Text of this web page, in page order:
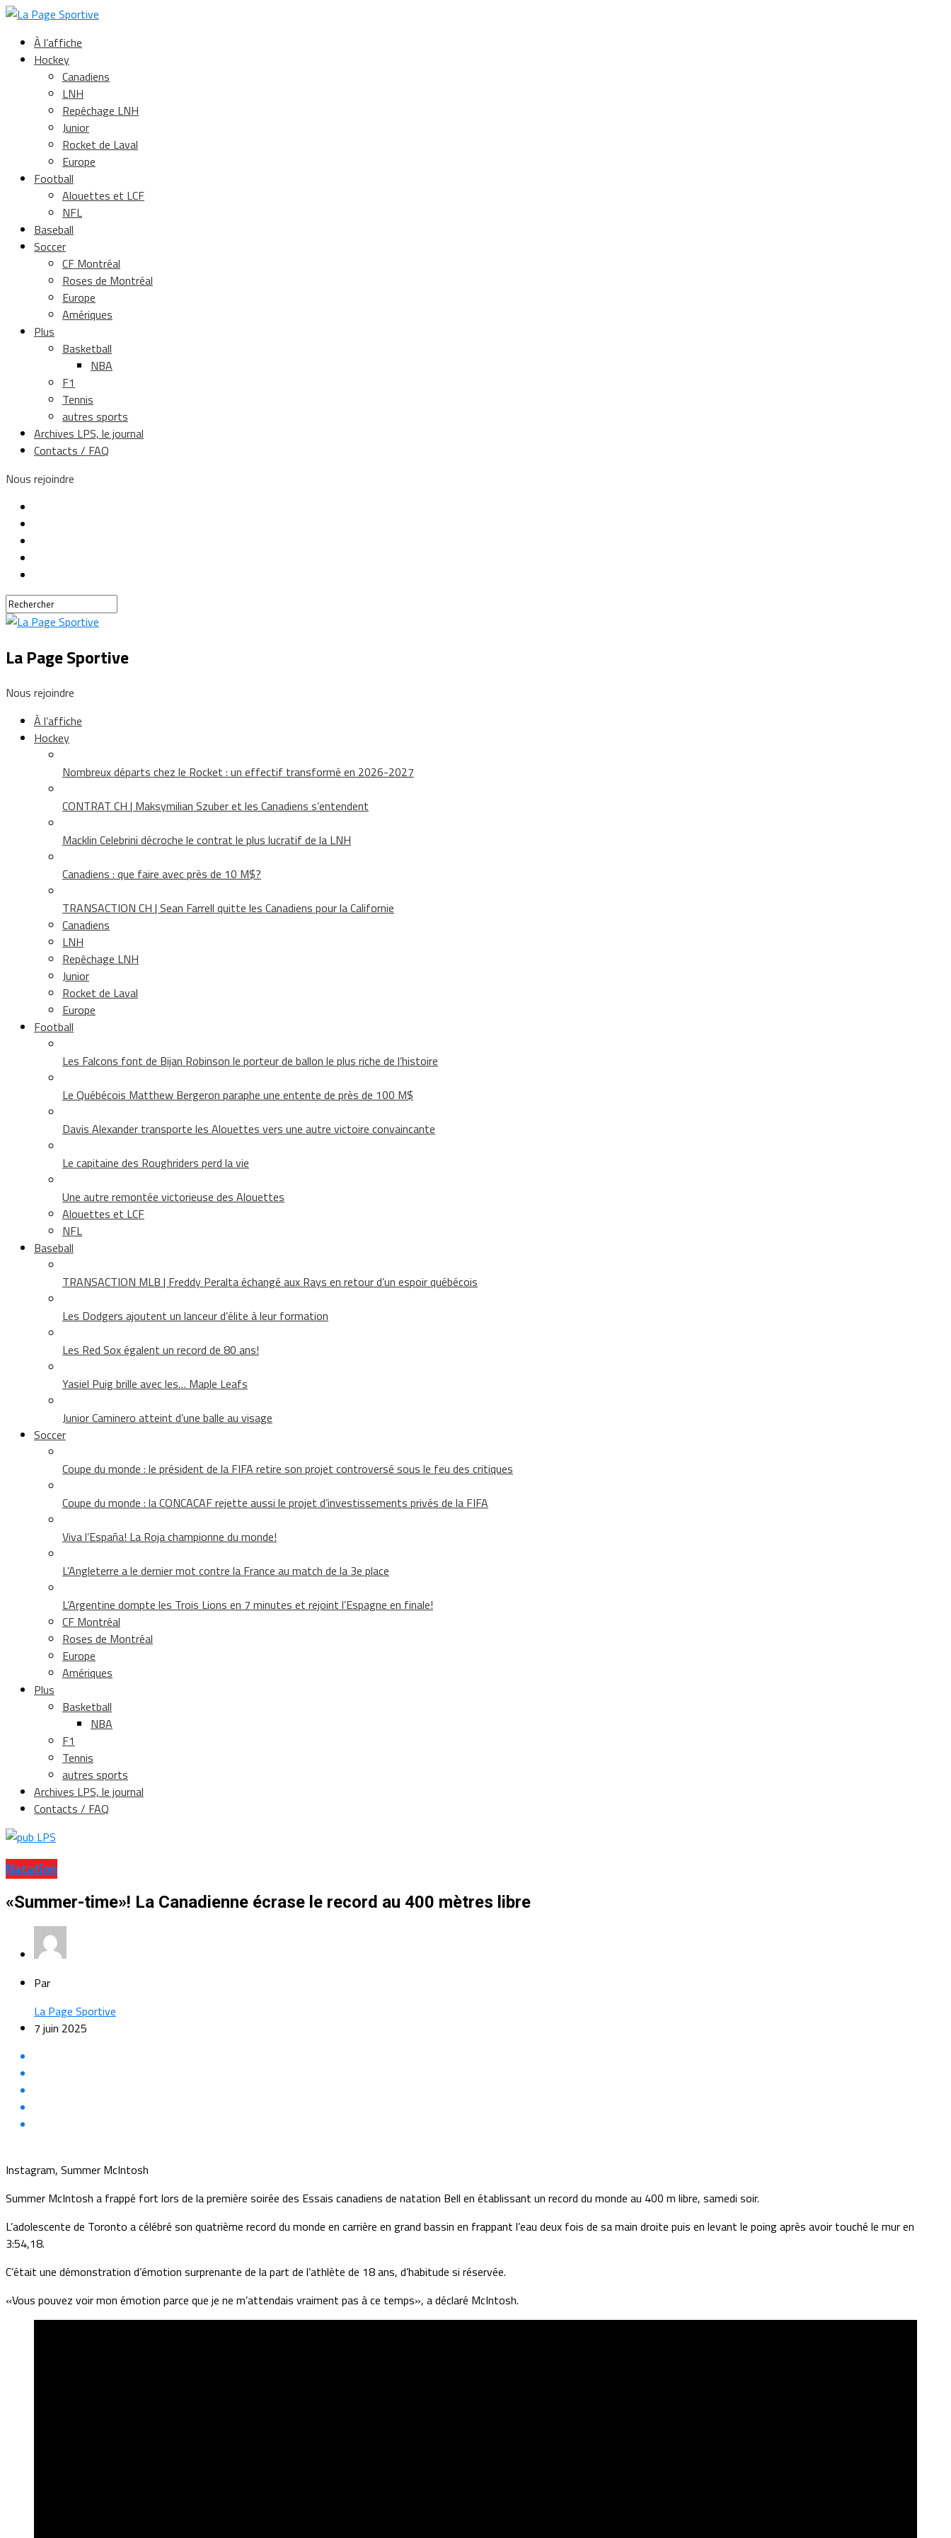
À l’affiche
Hockey
Canadiens
LNH
Repêchage LNH
Junior
Rocket de Laval
Europe
Football
Alouettes et LCF
NFL
Baseball
Soccer
CF Montréal
Roses de Montréal
Europe
Amériques
Plus
Basketball
NBA
F1
Tennis
autres sports
Archives LPS, le journal
Contacts / FAQ
Nous rejoindre
La Page Sportive
Nous rejoindre
À l’affiche
Hockey
Nombreux départs chez le Rocket : un effectif transformé en 2026-2027
CONTRAT CH | Maksymilian Szuber et les Canadiens s’entendent
Macklin Celebrini décroche le contrat le plus lucratif de la LNH
Canadiens : que faire avec près de 10 M$?
TRANSACTION CH | Sean Farrell quitte les Canadiens pour la Californie
Canadiens
LNH
Repêchage LNH
Junior
Rocket de Laval
Europe
Football
Les Falcons font de Bijan Robinson le porteur de ballon le plus riche de l’histoire
Le Québécois Matthew Bergeron paraphe une entente de près de 100 M$
Davis Alexander transporte les Alouettes vers une autre victoire convaincante
Le capitaine des Roughriders perd la vie
Une autre remontée victorieuse des Alouettes
Alouettes et LCF
NFL
Baseball
TRANSACTION MLB | Freddy Peralta échangé aux Rays en retour d’un espoir québécois
Les Dodgers ajoutent un lanceur d’élite à leur formation
Les Red Sox égalent un record de 80 ans!
Yasiel Puig brille avec les… Maple Leafs
Junior Caminero atteint d’une balle au visage
Soccer
Coupe du monde : le président de la FIFA retire son projet controversé sous le feu des critiques
Coupe du monde : la CONCACAF rejette aussi le projet d’investissements privés de la FIFA
Viva l’España! La Roja championne du monde!
L’Angleterre a le dernier mot contre la France au match de la 3e place
L’Argentine dompte les Trois Lions en 7 minutes et rejoint l’Espagne en finale!
CF Montréal
Roses de Montréal
Europe
Amériques
Plus
Basketball
NBA
F1
Tennis
autres sports
Archives LPS, le journal
Contacts / FAQ
Natation
«Summer-time»! La Canadienne écrase le record au 400 mètres libre
Par
La Page Sportive
7 juin 2025
Instagram, Summer McIntosh
Summer McIntosh a frappé fort lors de la première soirée des Essais canadiens de natation Bell en établissant un record du monde au 400 m libre, samedi soir.
L’adolescente de Toronto a célébré son quatrième record du monde en carrière en grand bassin en frappant l’eau deux fois de sa main droite puis en levant le poing après avoir touché le mur en
3:54,18.
C’était une démonstration d’émotion surprenante de la part de l’athlète de 18 ans, d’habitude si réservée.
«Vous pouvez voir mon émotion parce que je ne m’attendais vraiment pas à ce temps», a déclaré McIntosh.